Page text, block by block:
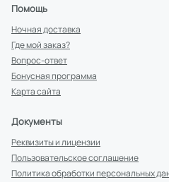
Помощь
Ночная доставка
Где мой заказ?
Вопрос-ответ
Бонусная программа
Карта сайта
Документы
Реквизиты и лицензии
Пользовательское соглашение
Политика обработки персональных